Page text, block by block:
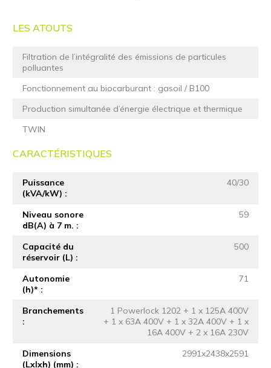
LES ATOUTS
Filtration de l’intégralité des émissions de particules
polluantes
Fonctionnement au biocarburant : gasoil / B100
Production simultanée d’énergie électrique et thermique
TWIN
CARACTÉRISTIQUES
Puissance
(kVA/kW)
40/30
Niveau sonore
dB(A) à 7 m.
59
Capacité du
réservoir (L)
500
Autonomie
(h)*
71
Branchements
1 Powerlock 1202 + 1 x 125A 400V
+ 1 x 63A 400V + 1 x 32A 400V + 1 x
16A 400V + 2 x 16A 230V
Dimensions
(Lxlxh) (mm)
2991x2438x2591